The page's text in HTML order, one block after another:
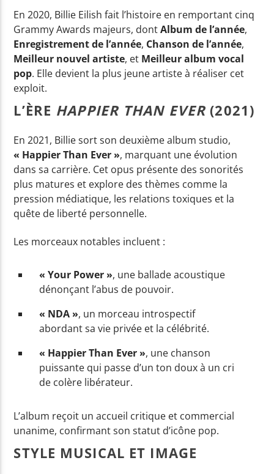
En 2020, Billie Eilish fait l’histoire en remportant cinq
Grammy Awards majeurs, dontAlbum de l’année,
Enregistrement de l’année, Chanson de l’année,
Meilleur nouvel artiste, et Meilleur album vocal
pop. Elle devient la plus jeune artiste à réaliser cet
exploit.
L’ÈRE HAPPIER THAN EVER (2021)
En 2021, Billie sort son deuxième album studio,
« Happier Than Ever », marquant une évolution
dans sa carrière. Cet opus présente des sonorités
plus matures et explore des thèmes comme la
pression médiatique, les relations toxiques et la
quête de liberté personnelle.
Les morceaux notables incluent :
« Your Power », une ballade acoustique
dénonçant l’abus de pouvoir.
« NDA », un morceau introspectif
abordant sa vie privée et la célébrité.
« Happier Than Ever », une chanson
puissante qui passe d’un ton doux à un cri
de colère libérateur.
L’album reçoit un accueil critique et commercial
unanime, confirmant son statut d’icône pop.
STYLE MUSICAL ET IMAGE